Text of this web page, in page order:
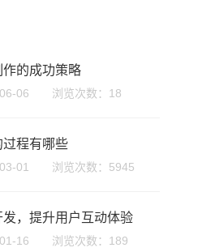
的成功策略
06-06 浏览次数：18
过程有哪些
03-01 浏览次数：5945
，提升用户互动体验
01-16 浏览次数：189